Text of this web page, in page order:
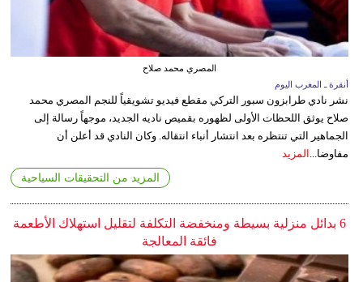
المصري محمد صلاح
أنقرة ـ المغرب اليوم
نشر نادي طرابزون سبور التركي مقطع فيديو تشويقياً للنجم المصري محمد
صلاح يوثق اللحظات الأولى لظهوره بقميص ناديه الجديد، موجهاً رسالة إلى
الجماهير التي تنتظره بعد انتشار أنباء انتقاله. وكان النادي قد أعلن أن
مفاوضا... المزيد
المزيد من التحقيقات السياحية
6 بدائل منزلية بسيطة ومنخفضة التكلفة لتقليل استهلاك الأطعمة
فائقة المعالجة